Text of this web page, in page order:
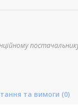
та вимоги (0)